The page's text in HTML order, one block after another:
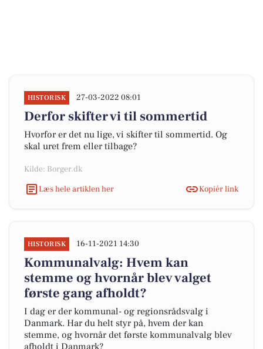
HISTORISK 27-03-2022 08:01
Derfor skifter vi til sommertid
Hvorfor er det nu lige, vi skifter til sommertid. Og
skal uret frem eller tilbage?
Kilde: Borger.dk
Læs hele artiklen her
Kopiér link
HISTORISK 16-11-2021 14:30
Kommunalvalg: Hvem kan
stemme og hvornår blev valget
første gang afholdt?
I dag er der kommunal- og regionsrådsvalg i
Danmark. Har du helt styr på, hvem der kan
stemme, og hvornår det første kommunalvalg blev
afholdt i Danmark?